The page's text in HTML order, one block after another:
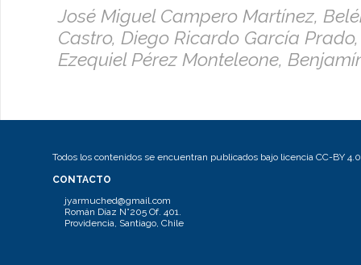
José Miguel Campero Martínez,
Castro, Diego Ricardo García
Ezequiel Pérez Monteleone,
Todos los contenidos se encuentran publicados bajo licencia CC-BY 4.0
CONTACTO
jyarmuched@gmail.com
Román Díaz N°205 Of. 401.
Providencia, Santiago, Chile